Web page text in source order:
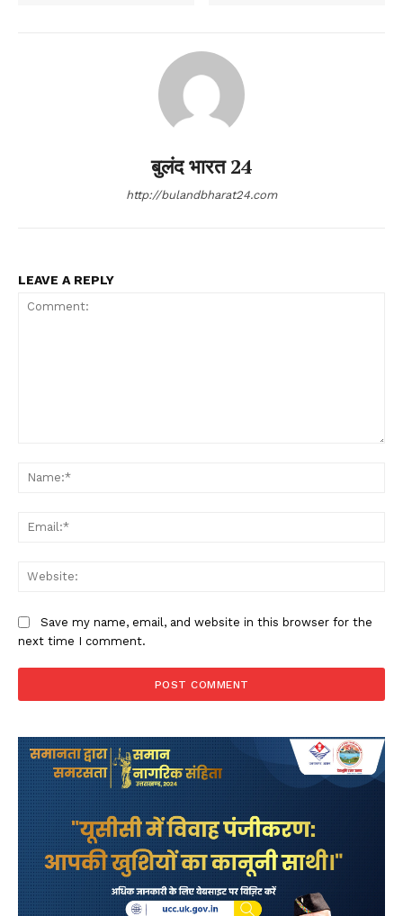
बुलंद भारत 24
http://bulandbharat24.com
LEAVE A REPLY
Save my name, email, and website in this browser for the
next time I comment.